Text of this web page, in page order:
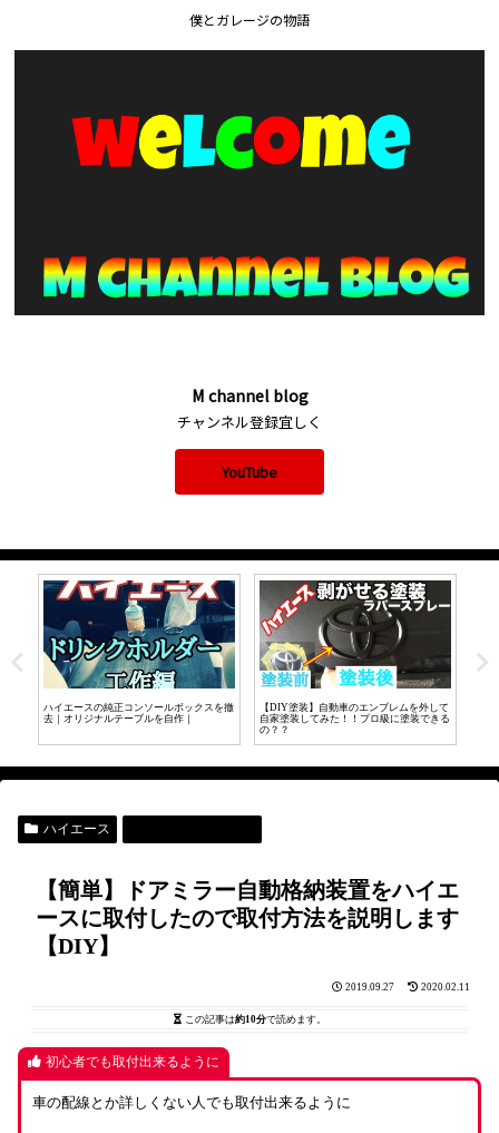
僕とガレージの物語
M channel blog
チャンネル登録宜しく
YouTube
【DIY】目隠しフェンスとブロックの隙間
が気になる？？そんな時は、隙間パネルを
【ガレージライフ】ガレージの内装にOSB
張ってみた。
ハイエース
【簡単】ドアミラー自動格納装置をハイエ
ースに取付したので取付方法を説明します
【DIY】
2019.09.27 2020.02.11
この記事は約10分で読めます。
初心者でも取付出来るように
車の配線とか詳しくない人でも取付出来るように